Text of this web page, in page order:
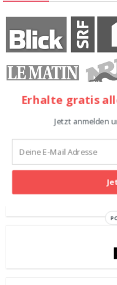
Teilnehmende Shops
Erhalte gratis
Jetzt anmelden